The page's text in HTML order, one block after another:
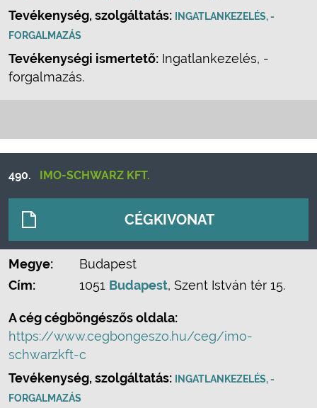
Tevékenység, szolgáltatás:
INGATLANKEZELÉS, -
FORGALMAZÁS
Tevékenységi ismertető: Ingatlankezelés, -
forgalmazás.
490. IMO-SCHWARZ KFT.
CÉGKIVONAT
Megye:
Budapest
Cím:
1051 Budapest, Szent István tér 15.
A cég cégböngészős oldala:
https://www.cegbongeszo.hu/ceg/imo-
schwarzkft-c
Tevékenység, szolgáltatás:
INGATLANKEZELÉS, -
FORGALMAZÁS